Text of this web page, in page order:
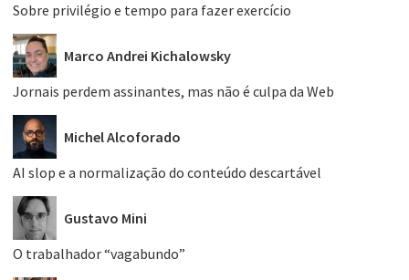
Sobre privilégio e tempo para fazer exercício
Marco Andrei Kichalowsky
Jornais perdem assinantes, mas não é culpa da Web
Michel Alcoforado
AI slop e a normalização do conteúdo descartável
Gustavo Mini
O trabalhador “vagabundo”